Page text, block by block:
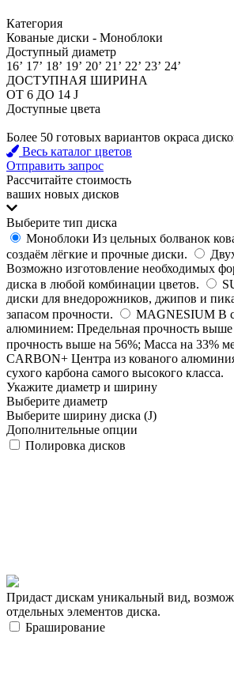
Категория
Кованые диски - Моноблоки
Доступный диаметр
16’ 17’ 18’ 19’ 20’ 21’ 22’ 23’ 24’
ДОСТУПНАЯ ШИРИНА
ОТ 6 ДО 14 J
Доступные цвета
Более 50 готовых вариантов окраса
Весь каталог цветов
Отправить запрос
Рассчитайте стоимость
ваших новых дисков
Выберите тип диска
Моноблоки Из цельных болванок
создаём лёгкие и прочные диски.
Возможно изготовление необходимых
диска в любой комбинации цветов.
диски для внедорожников, джипов и
запасом прочности.
MAGNESIUM В
алюминием: Предельная прочность выше
прочность выше на 56%; Масса на 33%
CARBON+ Центра из кованого
сухого карбона самого высокого класса.
Укажите диаметр и ширину
Выберите диаметр
Выберите ширину диска (J)
Дополнительные опции
Полировка дисков
Придаст дискам уникальный вид,
отдельных элементов диска.
Браширование